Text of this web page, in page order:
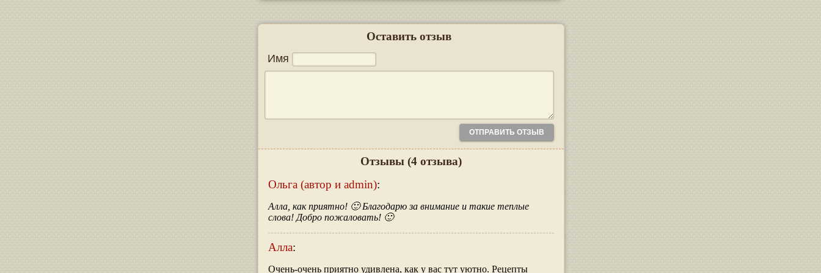
Оставить отзыв
Имя
Отзывы (4 отзыва)
Ольга (автор и admin):
Алла, как приятно! 🙂 Благодарю за внимание и такие теплые
слова! Добро пожаловать! 🙂
Алла:
Очень-очень приятно удивлена, как у вас тут уютно. Рецепты